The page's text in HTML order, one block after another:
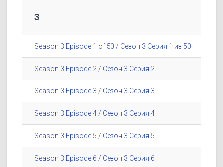
3
Season 3 Episode 1 of 50 / Сезон 3 Серия 1 из 50
Season 3 Episode 2 / Сезон 3 Серия 2
Season 3 Episode 3 / Сезон 3 Серия 3
Season 3 Episode 4 / Сезон 3 Серия 4
Season 3 Episode 5 / Сезон 3 Серия 5
Season 3 Episode 6 / Сезон 3 Серия 6